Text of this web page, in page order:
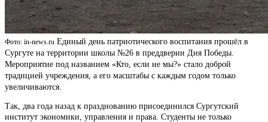
Фото: in-news.ru Единый день патриотического воспитания прошёл в
Сургуте на территории школы №26 в преддверии Дня Победы.
Мероприятие под названием «Кто, если не мы?» стало доброй
традицией учреждения, а его масштабы с каждым годом только
увеличиваются.
Так, два года назад к празднованию присоединился Сургутский
институт экономики, управления и права. Студенты не только